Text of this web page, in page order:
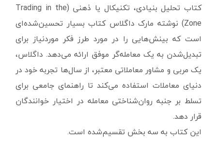
کتاب تحلیل بنیادی، تکنیکال یا ذهنی (Trading in the
Zone) نوشته مارک داگلاس کتاب بسیار تحسین‌شده‌ای
است که بینش‌هایی را در مورد طرز فکر موردنیاز برای
تبدیل‌شدن به یک معامله‌گر موفق ارائه می‌دهد. داگلاس،
یک مربی و مشاور معاملاتی معتبر، از سال‌ها تجربه خود در
دنیای معاملات استفاده می‌کند تا راهنمای جامعی برای
تسلط بر جنبه روان‌شناختی معامله در اختیار خوانندگان
قرار دهد.
این کتاب به سه بخش تقسیم‌شده است.